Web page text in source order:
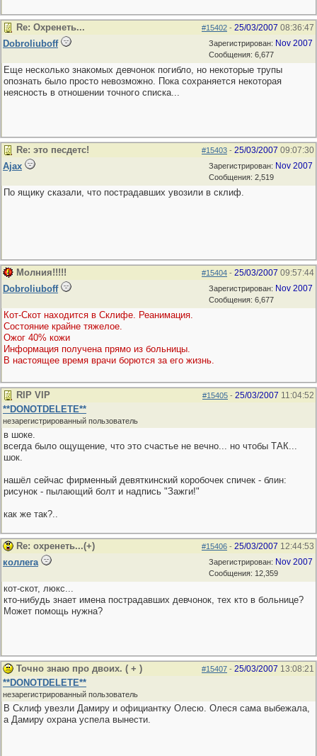
#15402 - 25/03/2007 08:36:47
Re: Охренеть...
Зарегистрирован: Nov 2007
Сообщения: 6,677
Dobroliuboff
Еще несколько знакомых девчонок погибло, но некоторые трупы
опознать было просто невозможно. Пока сохраняется некоторая
неясность в отношении точного списка...
#15403 - 25/03/2007 09:07:30
Re: это песдетс!
Зарегистрирован: Nov 2007
Сообщения: 2,519
Ajax
По ящику сказали, что пострадавших увозили в склиф.
#15404 - 25/03/2007 09:57:44
Молния!!!!!
Зарегистрирован: Nov 2007
Сообщения: 6,677
Dobroliuboff
Кот-Скот находится в Склифе. Реанимация.
Состояние крайне тяжелое.
Ожог 40% кожи
Информация получена прямо из больницы.
В настоящее время врачи борются за его жизнь.
#15405 - 25/03/2007 11:04:52
RIP VIP
**DONOTDELETE**
незарегистрированный пользователь
в шоке.
всегда было ощущение, что это счастье не вечно... но чтобы ТАК...
шок.
нашёл сейчас фирменный девяткинский коробочек спичек - блин:
рисунок - пылающий болт и надпись "Зажги!"
как же так?..
#15406 - 25/03/2007 12:44:53
Re: охренеть...(+)
Зарегистрирован: Nov 2007
Сообщения: 12,359
коллега
кот-скот, люкс...
кто-нибудь знает имена пострадавших девчонок, тех кто в больнице?
Может помощь нужна?
#15407 - 25/03/2007 13:08:21
Точно знаю про двоих. ( + )
**DONOTDELETE**
незарегистрированный пользователь
В Склиф увезли Дамиру и официантку Олесю. Олеся сама выбежала,
а Дамиру охрана успела вынести.